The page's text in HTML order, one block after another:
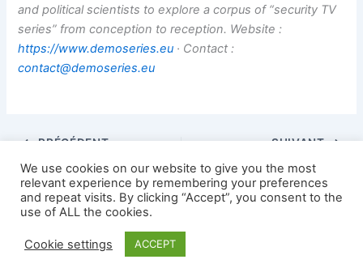
and political scientists to explore a corpus of “security TV
series” from conception to reception. Website :
https://www.demoseries.eu · Contact :
contact@demoseries.eu
PRÉCÉDENT SUIVANT
Astra
We use cookies on our website to give you the most
relevant experience by remembering your preferences
and repeat visits. By clicking “Accept”, you consent to the
use of ALL the cookies.
Cookie settings ACCEPT